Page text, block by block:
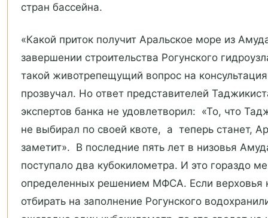
стран бассейна.
«Какой приток получит Аральское море из
завершении строительства Рогунского
такой животрепещущий вопрос на
прозвучал. Но ответ представителей
экспертов банка не удовлетворил: «То, что
не выбирал по своей квоте, а теперь станет,
заметит». В последние пять лет в низовья
поступало два кубокилометра. И это гораздо
определенных решением МФСА. Если верховья
отбирать на заполнение Рогунского